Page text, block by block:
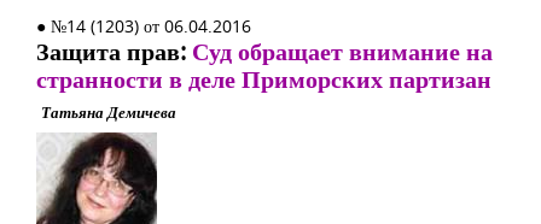
● №14 (1203) от 06.04.2016
Защита прав: Суд обращает внимание на
странности в деле Приморских партизан
Татьяна Демичева